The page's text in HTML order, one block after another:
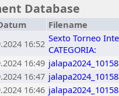
Database
Filename
16:52 Sexto Torneo
CATEGORIA:
16:49
16:47
16:46